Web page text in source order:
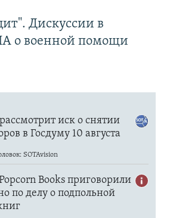
Дискуссии в
о военной помощи